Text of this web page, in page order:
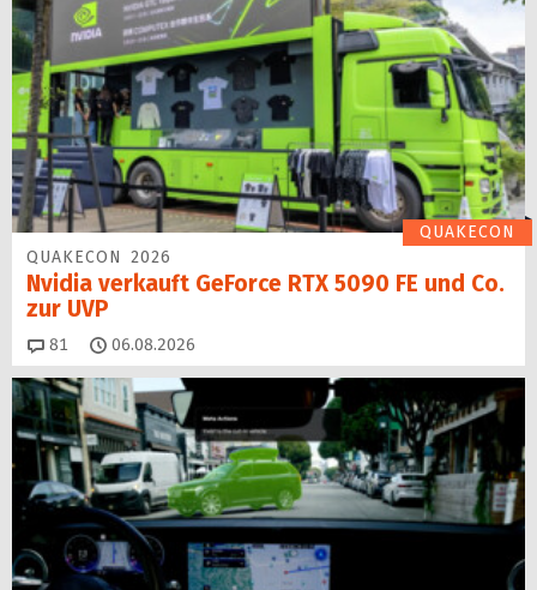
QUAKECON
QUAKECON 2026
Nvidia verkauft GeForce RTX 5090 FE und Co.
zur UVP
81 Kommentare
06.08.2026